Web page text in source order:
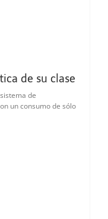
de su clase
de
un consumo de sólo